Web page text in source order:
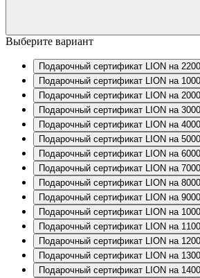
Выберите вариант
Подарочный сертификат LION на
Подарочный сертификат LION на
Подарочный сертификат LION на
Подарочный сертификат LION на
Подарочный сертификат LION на
Подарочный сертификат LION на
Подарочный сертификат LION на
Подарочный сертификат LION на
Подарочный сертификат LION на
Подарочный сертификат LION на
Подарочный сертификат LION на
Подарочный сертификат LION на
Подарочный сертификат LION на
Подарочный сертификат LION на
Подарочный сертификат LION на